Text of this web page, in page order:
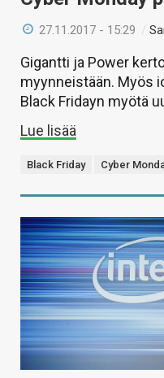
27.11.2017 - 15:29 /
Gigantti ja Power
myynneistään. Myös
Black Fridayn myötä
Lue lisää
Black Friday Cyber